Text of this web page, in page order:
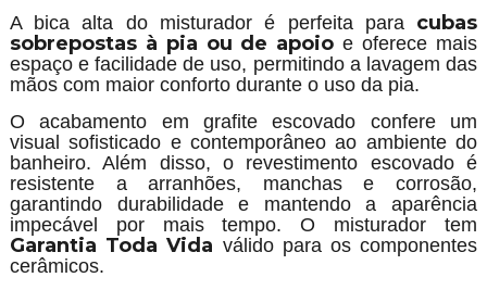
A bica alta do misturador é perfeita para cubas
sobrepostas à pia ou de apoio e oferece mais
espaço e facilidade de uso, permitindo a lavagem das
mãos com maior conforto durante o uso da pia.
O acabamento em grafite escovado confere um
visual sofisticado e contemporâneo ao ambiente do
banheiro. Além disso, o revestimento escovado é
resistente a arranhões, manchas e corrosão,
garantindo durabilidade e mantendo a aparência
impecável por mais tempo. O misturador tem
Garantia Toda Vida válido para os componentes
cerâmicos.